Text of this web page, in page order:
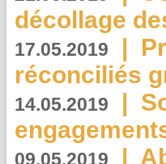
décollage
17.05.2019 |
réconciliés
14.05.2019 |
09.05.2019 |